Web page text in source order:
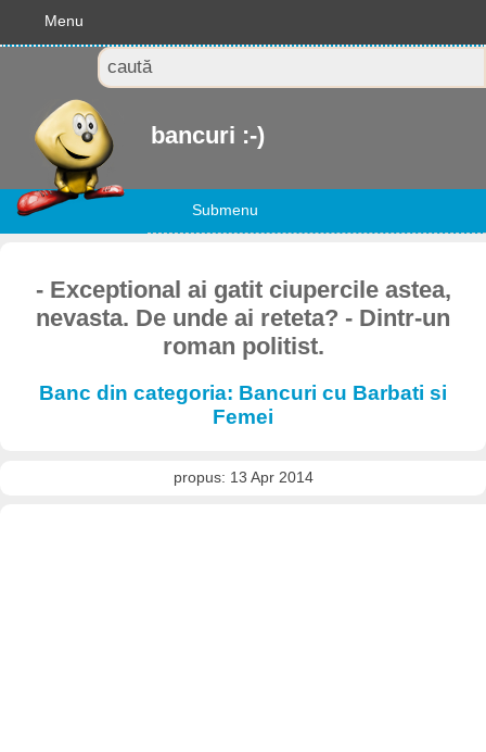
Menu
bancuri :-)
Submenu
- Exceptional ai gatit ciupercile astea,
nevasta. De unde ai reteta? - Dintr-un
roman politist.
Banc din categoria: Bancuri cu Barbati si
Femei
propus: 13 Apr 2014